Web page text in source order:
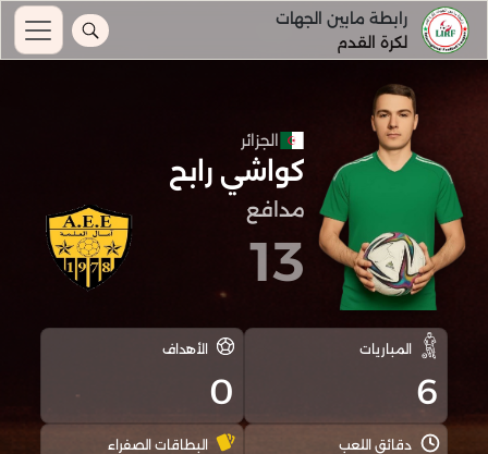
رابطة مابين الجهات
لكرة القدم
الجزائر
كواشي رابح
مدافع
13
المباريات
6
الأهداف
0
دقائق اللعب البطاقات الصفراء